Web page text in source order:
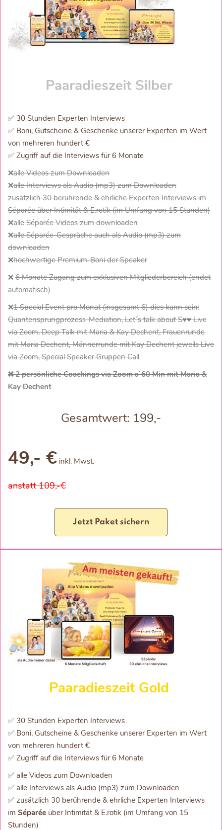
Paaradieszeit Silber
✅ 30 Stunden Experten Interviews
✅ Boni, Gutscheine & Geschenke unserer Experten im Wert
von mehreren hundert €
✅ Zugriff auf die Interviews für 6 Monate
❌alle Videos zum Downloaden
❌alle Interviews als Audio (mp3) zum Downloaden
zusätzlich 30 berührende & ehrliche Experten Interviews im
Séparée über Intimität & E.rotik (im Umfang von 15 Stunden)
❌alle Séparée Videos zum downloaden
❌alle Séparée-Gespräche auch als Audio (mp3) zum
downloaden
❌hochwertige Premium-Boni der Speaker
❌ 6 Monate Zugang zum exklusiven Mitgliederbereich (endet
automatisch)
❌1 Special Event pro Monat (insgesamt 6) dies kann sein:
Quantensprungprozess-Mediation, Let´s talk about S♥♥ Live
via Zoom, Deep Talk mit Maria & Kay Dechent, Frauenrunde
mit Maria Dechent, Männerrunde mit Kay Dechent jeweils Live
via Zoom, Special Speaker Gruppen Call
❌ 2 persönliche Coachings via Zoom a`60 Min mit Maria &
Kay Dechent
Gesamtwert: 199,-
49,- € inkl. Mwst.
anstatt 109,-€
Jetzt Paket sichern
Paaradieszeit Gold
✅ 30 Stunden Experten Interviews
✅ Boni, Gutscheine & Geschenke unserer Experten im Wert
von mehreren hundert €
✅ Zugriff auf die Interviews für 6 Monate
✅ alle Videos zum Downloaden
✅ alle Interviews als Audio (mp3) zum Downloaden
✅ zusätzlich 30 berührende & ehrliche Experten Interviews
im Séparée über Intimität & E.rotik (im Umfang von 15
Stunden)